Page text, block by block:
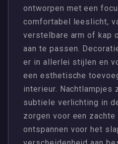
ontworpen met een
comfortabel leeslicht,
verstelbare arm of kap
aan te passen.
er in allerlei stijlen en
een esthetische
interieur. Nachtlampjes
subtiele verlichting in
zorgen voor een
ontspannen voor het